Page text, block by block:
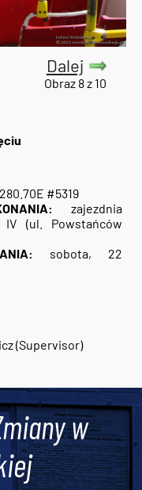
Dalej
Obraz 8 z 10
#5319
zajezdnia
(ul. Powstańców
sobota, 22
(Supervisor)
w